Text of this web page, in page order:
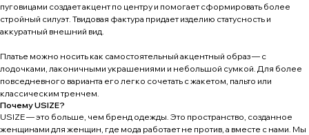
пуговицами создает акцент по центру и помогает сформировать более
стройный силуэт. Твидовая фактура придает изделию статусность и
аккуратный внешний вид.
Платье можно носить как самостоятельный акцентный образ — с
лодочками, лаконичными украшениями и небольшой сумкой. Для более
повседневного варианта его легко сочетать с жакетом, пальто или
классическим тренчем.
Почему USIZE?
USIZE — это больше, чем бренд одежды. Это пространство, созданное
женщинами для женщин, где мода работает не против, а вместе с нами. Мы